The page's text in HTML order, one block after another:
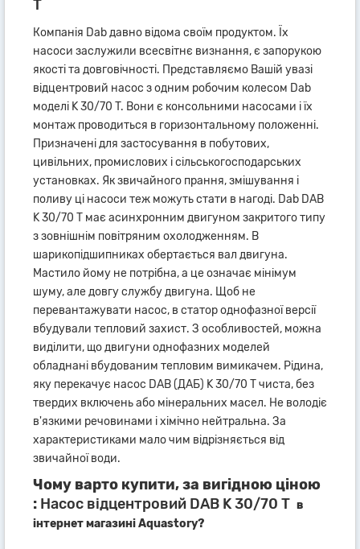
T
Компанія Dab давно відома своїм продуктом. Їх
насоси заслужили всесвітнє визнання, є запорукою
якості та довговічності. Представляємо Вашій увазі
відцентровий насос з одним робочим колесом Dab
моделі K 30/70 T. Вони є консольними насосами і їх
монтаж проводиться в горизонтальному положенні.
Призначені для застосування в побутових,
цивільних, промислових і сільськогосподарських
установках. Як звичайного прання, змішування і
поливу ці насоси теж можуть стати в нагоді. Dab DAB
K 30/70 T має асинхронним двигуном закритого типу
з зовнішнім повітряним охолодженням. В
шарикопідшипниках обертається вал двигуна.
Мастило йому не потрібна, а це означає мінімум
шуму, але довгу службу двигуна. Щоб не
перевантажувати насос, в статор однофазної версії
вбудували тепловий захист. З особливостей, можна
виділити, що двигуни однофазних моделей
обладнані вбудованим тепловим вимикачем. Рідина,
яку перекачує насос DAB (ДАБ) K 30/70 T чиста, без
твердих включень або мінеральних масел. Не володіє
в'язкими речовинами і хімічно нейтральна. За
характеристиками мало чим відрізняється від
звичайної води.
Чому варто купити, за вигідною ціною
: Насос відцентровий DAB K 30/70 T в
інтернет магазині Aquastory?